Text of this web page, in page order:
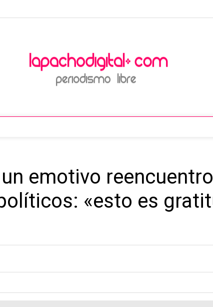
emotivo
«esto es